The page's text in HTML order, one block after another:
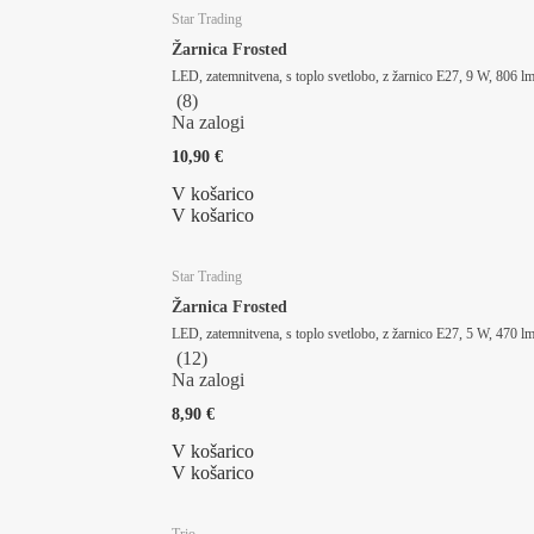
Star Trading
Žarnica Frosted
LED, zatemnitvena, s toplo svetlobo, z žarnico E27, 9 W, 806
(8)
Na zalogi
10,90 €
V košarico
V košarico
Star Trading
Žarnica Frosted
LED, zatemnitvena, s toplo svetlobo, z žarnico E27, 5 W, 470
(12)
Na zalogi
8,90 €
V košarico
V košarico